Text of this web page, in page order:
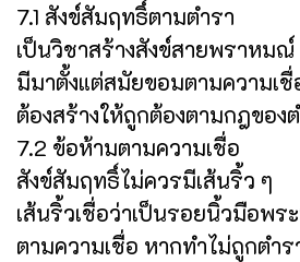
7.1 สังข์สัมฤทธิ์ตามตำรา
เป็นวิชาสร้างสังข์สายพราหมณ์
มีมาตั้งแต่สมัยขอมตามความเชื่
ต้องสร้างให้ถูกต้องตามกฎของ
7.2 ข้อห้ามตามความเชื่อ
สังข์สัมฤทธิ์ไม่ควรมีเส้นริ้ว ๆ
เส้นริ้วเชื่อว่าเป็นรอยนิ้วมือพร
ตามความเชื่อ หากทำไม่ถูกตำร